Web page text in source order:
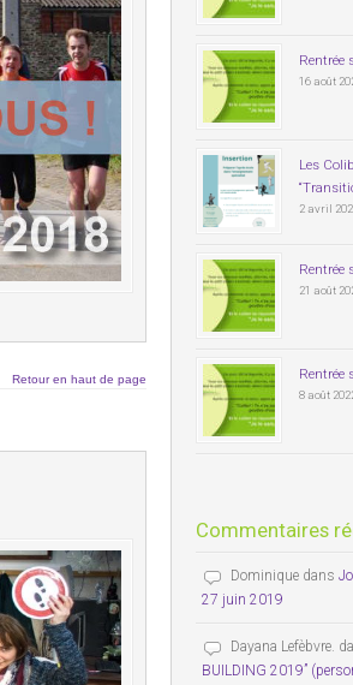
Retour en haut de page
Rentrée
16 août
Les
2 avril
Rentrée
21 août
Rentrée
8 août
Commentaires
Dominique dans
27 juin 2019
Dayana Lefèbvre.
BUILDING 2019”